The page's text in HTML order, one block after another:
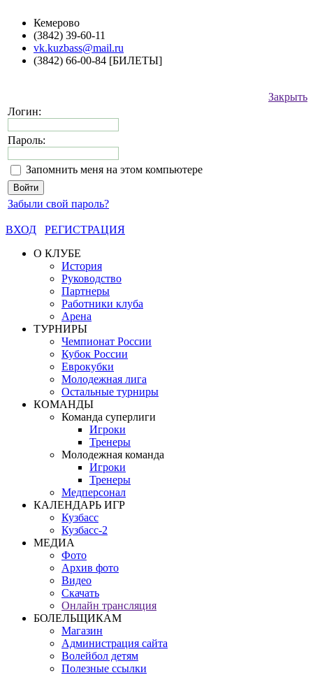
Кемерово
(3842) 39-60-11
vk.kuzbass@mail.ru
(3842) 66-00-84 [БИЛЕТЫ]
Закрыть
Логин:
Пароль:
Запомнить меня на этом компьютере
Забыли свой пароль?
ВХОД
РЕГИСТРАЦИЯ
О КЛУБЕ
История
Руководство
Партнеры
Работники клуба
Арена
ТУРНИРЫ
Чемпионат России
Кубок России
Еврокубки
Молодежная лига
Остальные турниры
КОМАНДЫ
Команда суперлиги
Игроки
Тренеры
Молодежная команда
Игроки
Тренеры
Медперсонал
КАЛЕНДАРЬ ИГР
Кузбасс
Кузбасс-2
МЕДИА
Фото
Архив фото
Видео
Скачать
Онлайн трансляция
БОЛЕЛЬЩИКАМ
Магазин
Администрация сайта
Волейбол детям
Полезные ссылки